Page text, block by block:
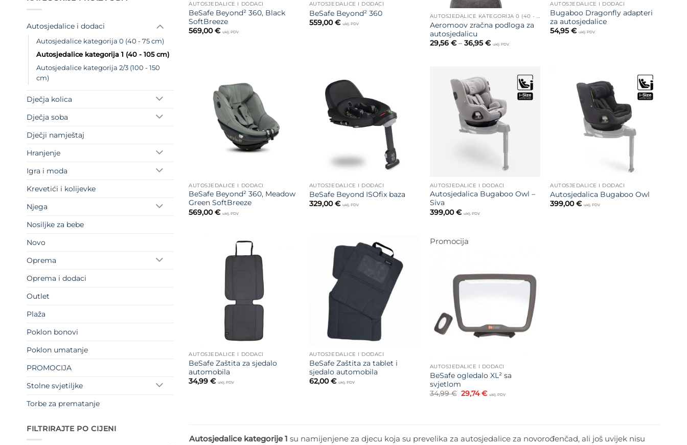
Autosjedalice i dodaci
Autosjedalice kategorija 0 (40 - 75 cm)
Autosjedalice kategorija 1 (40 - 105 cm)
Autosjedalice kategorija 2/3 (100 - 150
cm)
Dječja kolica
Dječja soba
Dječji namještaj
Hranjenje
Igra i moda
Krevetići i kolijevke
Njega
Nosiljke za bebe
Novo
Oprema
Oprema i dodaci
Outlet
Plaža
Poklon bonovi
Poklon umatanje
PROMOCIJA
Stolne svjetiljke
Torbe za prematanje
FILTRIRAJTE PO CIJENI
AUTOSJEDALICE I DODACI
BeSafe Beyond² 360, Black
SoftBreeze
569,00€ uklj. PDV
AUTOSJEDALICE I DODACI
BeSafe Beyond² 360
559,00€ uklj. PDV
AUTOSJEDALICE KATEGORIJA 0 (40 - 75 CM)
Aeromoov zračna podloga za
autosjedalicu
29,56 € – 36,95 €Raspon
cijena:
uklj. PDV
AUTOSJEDALICE I DODACI
Bugaboo Dragonfly adapteri
za autosjedalice
54,95€ uklj. PDV
AUTOSJEDALICE I DODACI
BeSafe Beyond² 360, Meadow
Green SoftBreeze
569,00€ uklj. PDV
AUTOSJEDALICE I DODACI
BeSafe Beyond ISOfix baza
329,00€ uklj. PDV
Dodajte
na listu
AUTOSJEDALICE I DODACI
Autosjedalica Bugaboo Owl –
Siva
399,00€ uklj. PDV
Dodajte
na listu
AUTOSJEDALICE I DODACI
Autosjedalica Bugaboo Owl
399,00€ uklj. PDV
AUTOSJEDALICE I DODACI
BeSafe Zaštita za sjedalo
automobila
34,99€ uklj. PDV
Dodajte
na listu
želja
AUTOSJEDALICE I DODACI
BeSafe Zaštita za tablet i
sjedalo automobila
62,00€ uklj. PDV
Promocija
Dodajte
na listu
AUTOSJEDALICE I DODACI
BeSafe ogledalo XL² sa
svjetlom
34,99€ Izvorna
cijena
29,74€Trenutna
cijena
uklj. PDV
Autosjedalice kategorije 1 su namijenjene za djecu koja su prevelika za autosjedalice za novorođenčad, ali još uvijek nisu